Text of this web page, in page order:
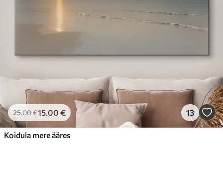
25.00€15.00 € 13
Koidula mere ääres